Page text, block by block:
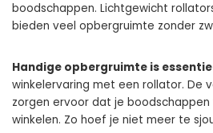
boodschappen. Lichtgewicht
bieden veel opbergruimte zonder
Handige opbergruimte is
winkelervaring met een rollator. De
zorgen ervoor dat je
winkelen. Zo hoef je niet meer te